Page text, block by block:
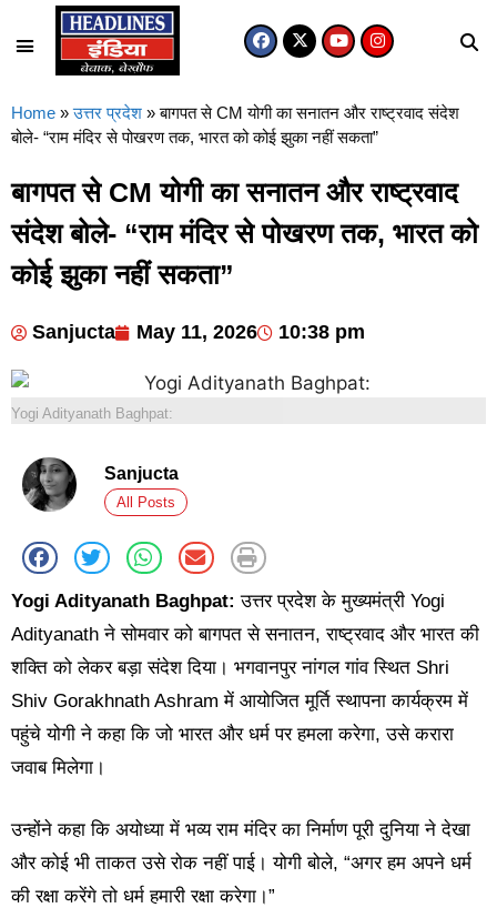
Home » उत्तर प्रदेश »बागपत से CM योगी का सनातन और राष्ट्रवाद संदेश
बोले- “राम मंदिर से पोखरण तक, भारत को कोई झुका नहीं सकता”
बागपत से CM योगी का सनातन और राष्ट्रवाद
संदेश बोले- “राम मंदिर से पोखरण तक, भारत को
कोई झुका नहीं सकता”
Sanjucta May 11, 2026 10:38 pm
Yogi Adityanath Baghpat:
Sanjucta
All Posts
Yogi Adityanath Baghpat: उत्तर प्रदेश के मुख्यमंत्री Yogi
Adityanath ने सोमवार को बागपत से सनातन, राष्ट्रवाद और भारत की
शक्ति को लेकर बड़ा संदेश दिया। भगवानपुर नांगल गांव स्थित Shri
Shiv Gorakhnath Ashram में आयोजित मूर्ति स्थापना कार्यक्रम में
पहुंचे योगी ने कहा कि जो भारत और धर्म पर हमला करेगा, उसे करारा
जवाब मिलेगा।
उन्होंने कहा कि अयोध्या में भव्य राम मंदिर का निर्माण पूरी दुनिया ने देखा
और कोई भी ताकत उसे रोक नहीं पाई। योगी बोले, “अगर हम अपने धर्म
की रक्षा करेंगे तो धर्म हमारी रक्षा करेगा।”